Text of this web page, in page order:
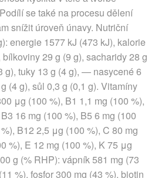
se také na procesu dělení
snížit úroveň únavy. Nutriční
energie 1577 kJ (473 kJ), kalorie
29 g (9 g), sacharidy 28 g
g), tuky 13 g (4 g), — nasycené 6
(4 g), sůl 0,3 g (0,1 g). Vitamíny
μg (100 %), B1 1,1 mg (100 %),
16 mg (100 %), B5 6 mg (100
B12 2,5 μg (100 %), C 80 mg
%), E 12 mg (100 %), K 75 μg
g (% RHP): vápník 581 mg (73
%), fosfor 300 mg (43 %), biotin